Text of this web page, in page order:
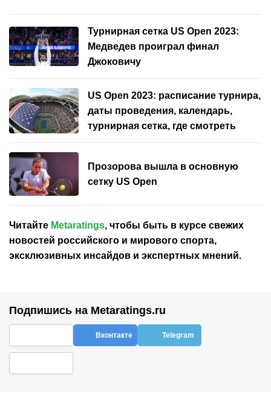
Турнирная сетка US Open 2023:
Медведев проиграл финал
Джоковичу
US Open 2023: расписание турнира,
даты проведения, календарь,
турнирная сетка, где смотреть
Прозорова вышла в основную
сетку US Open
Читайте Metaratings, чтобы быть в курсе свежих
новостей российского и мирового спорта,
эксклюзивных инсайдов и экспертных мнений.
Подпишись на Metaratings.ru
Вконтакте Telegram